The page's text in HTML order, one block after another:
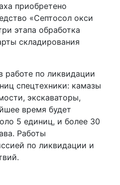
приобретено
«Септосол окси
этапа обработка
складирования
по ликвидации
спецтехники: камазы
экскаваторы,
время будет
5 единиц, и более 30
Работы
по ликвидации и